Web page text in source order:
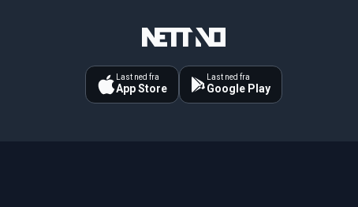
Last ned fra
App Store
Last ned fra
Google Play